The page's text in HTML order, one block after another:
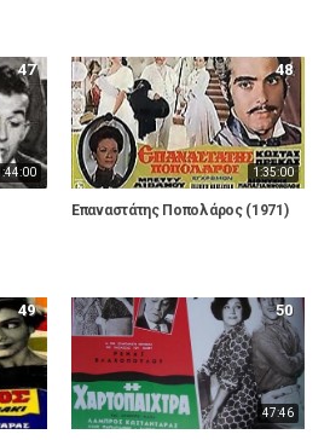
47
1:35:00
48
Επαναστάτης Ποπολάρος (1971)
49
47:46
50